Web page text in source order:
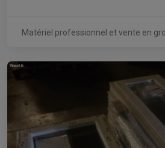
Matériel professionnel et vente en